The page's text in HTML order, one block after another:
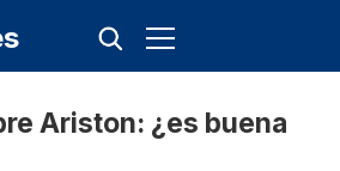
Ariston: ¿es buena